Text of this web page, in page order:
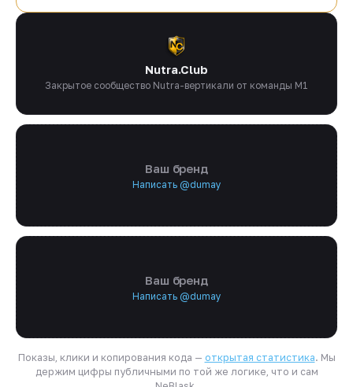
Nutra.Club
Закрытое сообщество Nutra-вертикали от команды M1
Ваш бренд
Написать @dumay
Ваш бренд
Написать @dumay
Показы, клики и копирования кода — открытая статистика. Мы
держим цифры публичными по той же логике, что и сам